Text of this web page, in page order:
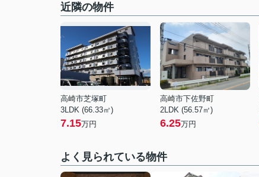
近隣の物件
高崎市芝塚町
3LDK (66.33㎡)
7.15万円
高崎市下佐野町
2LDK (56.57㎡)
6.25万円
よく見られている物件